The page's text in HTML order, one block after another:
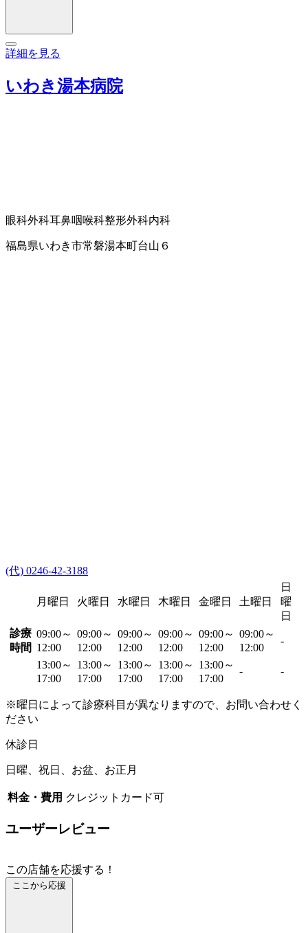
詳細を見る
いわき湯本病院
眼科外科耳鼻咽喉科整形外科内科
福島県いわき市常磐湯本町台山６
(代) 0246-42-3188
月曜日 火曜日 水曜日 木曜日 金曜日 土曜日
日
曜
日
診療
時間
09:00～
12:00
09:00～
12:00
09:00～
12:00
09:00～
12:00
09:00～
12:00
09:00～
12:00
-
13:00～
17:00
13:00～
17:00
13:00～
17:00
13:00～
17:00
13:00～
17:00
- -
※曜日によって診療科目が異なりますので、お問い合わせく
ださい
休診日
日曜、祝日、お盆、お正月
料金・費用 クレジットカード可
ユーザーレビュー
この店舗を応援する！
ここから応援